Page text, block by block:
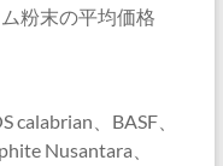
粉末の平均価格
、BASF、
Nusantara、